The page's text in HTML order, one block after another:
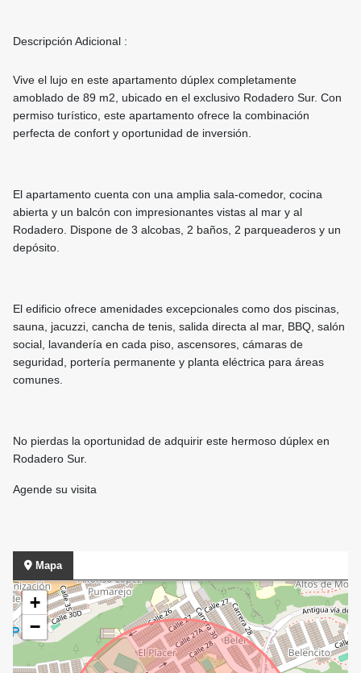
Descripción Adicional :
Vive el lujo en este apartamento dúplex completamente
amoblado de 89 m2, ubicado en el exclusivo Rodadero Sur. Con
permiso turístico, este apartamento ofrece la combinación
perfecta de confort y oportunidad de inversión.
El apartamento cuenta con una amplia sala-comedor, cocina
abierta y un balcón con impresionantes vistas al mar y al
Rodadero. Dispone de 3 alcobas, 2 baños, 2 parqueaderos y un
depósito.
El edificio ofrece amenidades excepcionales como dos piscinas,
sauna, jacuzzi, cancha de tenis, salida directa al mar, BBQ, salón
social, lavandería en cada piso, ascensores, cámaras de
seguridad, portería permanente y planta eléctrica para áreas
comunes.
No pierdas la oportunidad de adquirir este hermoso dúplex en
Rodadero Sur.
Agende su visita
Mapa
+
−